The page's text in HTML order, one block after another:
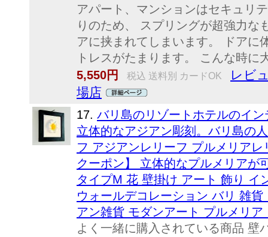
アパート、マンションはセキュリ
りのため、 スプリングが超強力な
アに挟まれてしまいます。 ドアに
トレスがたまります。 こんな時に
5,550円
税込 送料別 カードOK
レビ
場店
17. バリ島のリゾートホテルのイ
立体的なアジアン彫刻。バリ島の
フ アジアンレリーフ プルメリア
クーポン】 立体的なプルメリアが
タイプM 花 壁掛け アート 飾り イ
ウォールデコレーション バリ 雑
アン雑貨 モダンアート プルメリ
よく一緒に購入されている商品 壁